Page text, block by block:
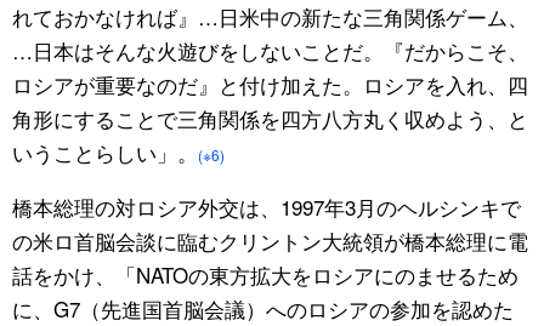
れておかなければ』…日米中の新たな三角関係ゲーム、
…日本はそんな火遊びをしないことだ。『だからこそ、
ロシアが重要なのだ』と付け加えた。ロシアを入れ、四
角形にすることで三角関係を四方八方丸く収めよう、と
いうことらしい」。
(※6)
橋本総理の対ロシア外交は、1997年3月のヘルシンキで
の米ロ首脳会談に臨むクリントン大統領が橋本総理に電
話をかけ、「NATOの東方拡大をロシアにのませるため
に、G7（先進国首脳会議）へのロシアの参加を認めた